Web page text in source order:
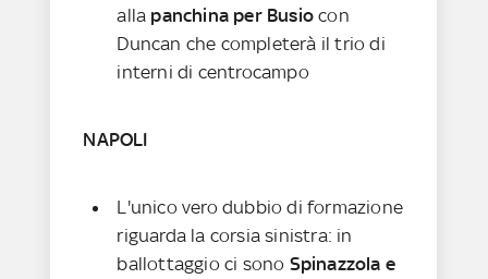
alla panchina per Busiocon
Duncan che completerà il trio di
interni di centrocampo
NAPOLI
L'unico vero dubbio di formazione
riguarda la corsia sinistra: in
ballottaggio ci sono Spinazzola e